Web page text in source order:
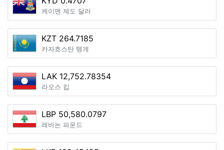
케이맨 제도 달러
KZT 264.7185
카자흐스탄 텡게
LAK 12,752.78354
라오스 킵
LBP 50,580.0797
레바논 파운드